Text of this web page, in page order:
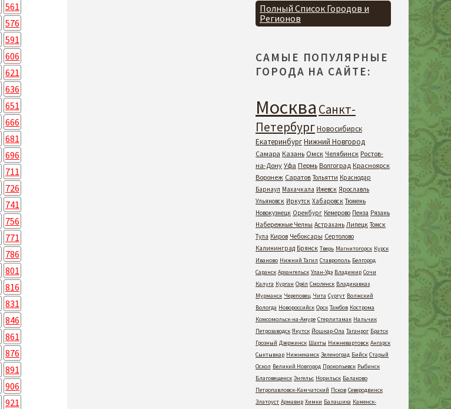
561
576
591
606
621
636
651
666
681
696
711
726
741
756
771
786
801
816
831
846
861
876
891
906
921
Полный Список Городов и
Регионов
САМЫЕ ПОПУЛЯРНЫЕ
ГОРОДА НА САЙТЕ:
Москва Санкт-
ПетербургНовосибирск
ЕкатеринбургНижний Новгород
Самара Казань Омск Челябинск Ростов-
на-Дону Уфа Пермь Волгоград Красноярск
Воронеж Саратов Тольятти Краснодар
Барнаул Махачкала Ижевск Ярославль
Ульяновск Иркутск Хабаровск Тюмень
Новокузнецк Оренбург Кемерово Пенза Рязань
Набережные Челны Астрахань Липецк Томск
Тула Киров Чебоксары Сертолово
Калининград Брянск Тверь Магнитогорск Курск
Иваново Нижний Тагил Ставрополь Белгород
Саранск Архангельск Улан-Удэ Владимир Сочи
Калуга Курган Орёл Смоленск Владикавказ
Мурманск Череповец Чита Сургут Волжский
Вологда Новороссийск Орск Тамбов Кострома
Комсомольск-на-Амуре Стерлитамак Нальчик
Петрозаводск Якутск Йошкар-Ола Таганрог Братск
Грозный Дзержинск Шахты Нижневартовск Ангарск
Сыктывкар Нижнекамск Зеленоград Бийск Старый
Оскол Великий Новгород Прокопьевск Рыбинск
Благовещенск Энгельс Норильск Балаково
Петропавловск-Камчатский Псков Северодвинск
Златоуст Армавир Химки Балашиха Каменск-